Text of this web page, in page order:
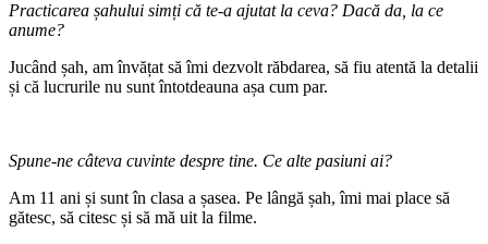
Practicarea șahului simți că te-a ajutat la ceva? Dacă da, la ce
anume?
Jucând șah, am învățat să îmi dezvolt răbdarea, să fiu atentă la detalii
și că lucrurile nu sunt întotdeauna așa cum par.
Spune-ne câteva cuvinte despre tine. Ce alte pasiuni ai?
Am 11 ani și sunt în clasa a șasea. Pe lângă șah, îmi mai place să
gătesc, să citesc și să mă uit la filme.